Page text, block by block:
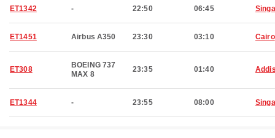
ET1342 - 22:50 06:45
ET1451 Airbus A350 23:30 03:10 Cairo
ET308
BOEING 737
MAX 8
23:35 01:40
ET1344 - 23:55 08:00